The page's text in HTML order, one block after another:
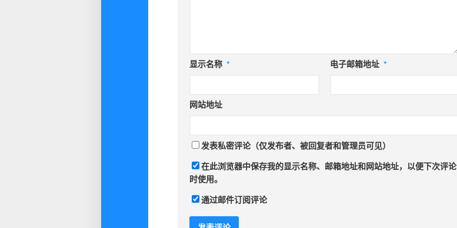
显示名称 * 电子邮箱地址 *
网站地址
发表私密评论（仅发布者、被回复者和管理员可见）
在此浏览器中保存我的显示名称、邮箱地址和网站地址，以便下次评论
时使用。
通过邮件订阅评论